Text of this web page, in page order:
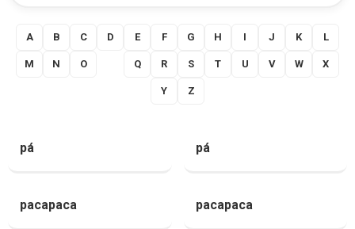
A B C D E F G H I J K L
M N O Q R S T U V W X
Y Z
pá pá
pacapaca pacapaca